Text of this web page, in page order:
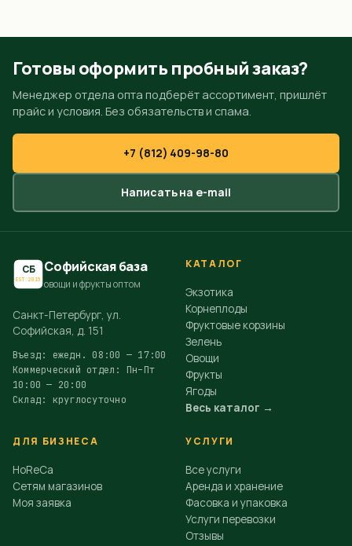
Готовы оформить пробный заказ?
Менеджер отдела опта подберёт ассортимент, пришлёт
прайс и условия. Без обязательств и спама.
+7 (812) 409-98-80
Написать на e-mail
СБ
EST.2015
Софийская база
овощи и фрукты оптом
Санкт-Петербург, ул.
Софийская, д. 151
Въезд: ежедн. 08:00 — 17:00
Коммерческий отдел: Пн–Пт
10:00 — 20:00
Склад: круглосуточно
КАТАЛОГ
Экзотика
Корнеплоды
Фруктовые корзины
Зелень
Овощи
Фрукты
Ягоды
Весь каталог →
ДЛЯ БИЗНЕСА
HoReCa
Сетям магазинов
Моя заявка
УСЛУГИ
Все услуги
Аренда и хранение
Фасовка и упаковка
Услуги перевозки
Отзывы